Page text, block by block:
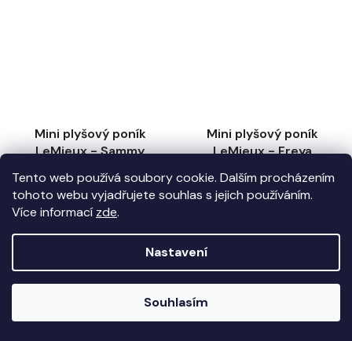
Tento web používá soubory cookie. Dalším procházením
tohoto webu vyjadřujete souhlas s jejich používáním.
Více informací zde.
Nastavení
Souhlasím
Mini plyšový poník
LeMieux - Sammy
11 pracovních dnů
DO KOŠÍKU
620 Kč 990 Kč
Mini plyšový poník
LeMieux - Freya
11 pracovních dnů
DO KOŠÍKU
775 Kč 990 Kč